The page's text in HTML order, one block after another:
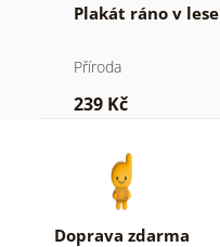
Plakát ráno v lese
Příroda
239 Kč
Doprava zdarma